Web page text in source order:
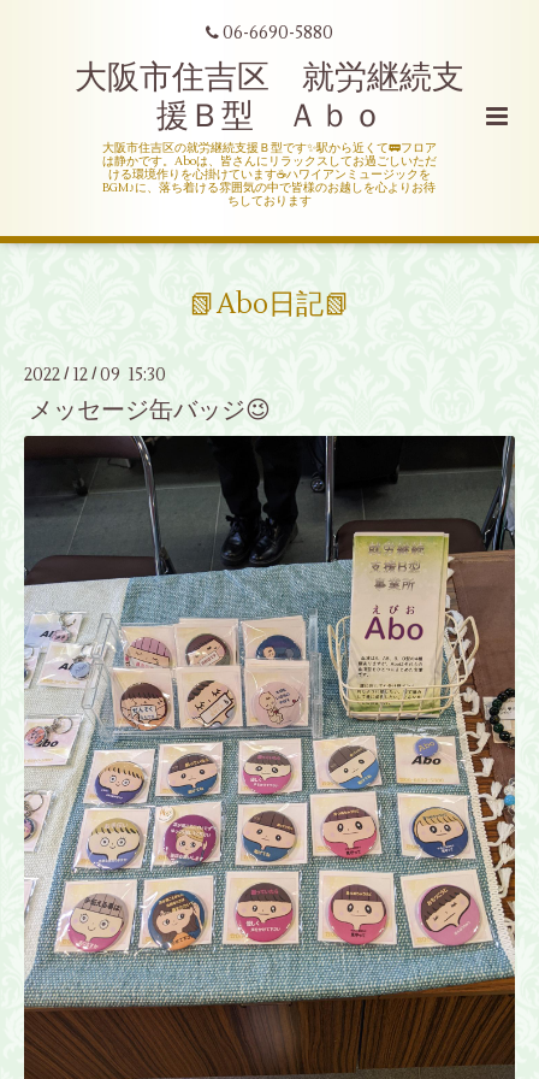
06-6690-5880
大阪市住吉区 就労継続支
援Ｂ型 Ａｂｏ
大阪市住吉区の就労継続支援Ｂ型です✨駅から近くて🚃フロア
は静かです。Aboは、皆さんにリラックスしてお過ごしいただ
ける環境作りを心掛けています☕ハワイアンミュージックを
BGM♪に、落ち着ける雰囲気の中で皆様のお越しを心よりお待
ちしております
📗Abo日記📗
2022 / 12 / 09 15:30
メッセージ缶バッジ😉